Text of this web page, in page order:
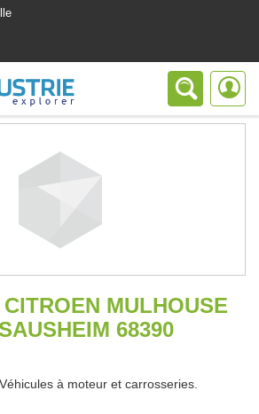
MULHOUSE
68390
à moteur et carrosseries.